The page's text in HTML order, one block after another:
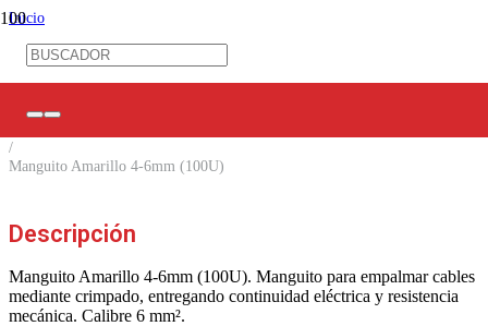
Inicio
Ferretería Eléctrica
/
Manguito Amarillo 4-6mm (100U)
Descripción
Manguito Amarillo 4-6mm (100U). Manguito para empalmar cables
mediante crimpado, entregando continuidad eléctrica y resistencia
mecánica. Calibre 6 mm².